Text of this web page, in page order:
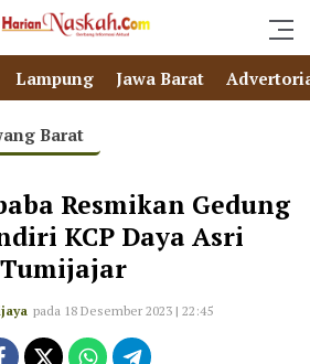
Lampung Jawa Barat
Barat
Resmikan Gedung
KCP Daya Asri
Tumijajar
pada 18 Desember 2023 | 22:45